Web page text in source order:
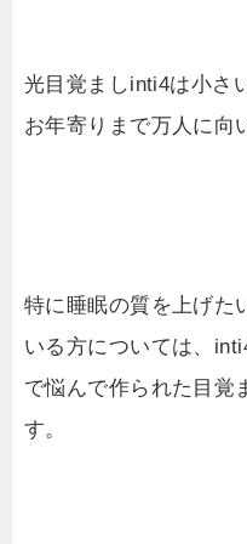
光目覚ましinti4は小さ
お年寄りまで万人に向
特に睡眠の質を上げた
いる方については、
で悩んで作られた目覚
す。